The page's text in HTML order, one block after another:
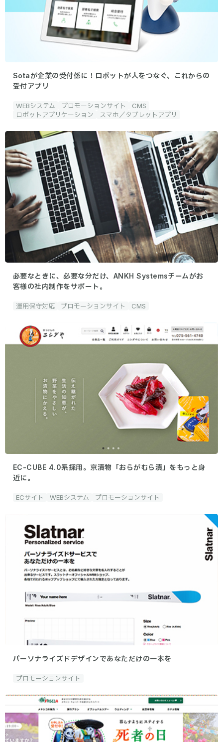
Sotaが企業の受付係に！ロボットが人をつなぐ、これからの
受付アプリ
WEBシステム プロモーションサイト
CMS
ロボットアプリケーション
スマホ／タブレットアプリ
必要なときに、必要な分だけ、ANKH Systemsチームがお
客様の社内制作をサポート。
運用保守対応 プロモーションサイト CMS
EC-CUBE 4.0系採用。京漬物「おらがむら漬」をもっと身
近に。
ECサイト WEBシステム プロモーションサイト
パーソナライズドデザインであなただけの一本を
プロモーションサイト